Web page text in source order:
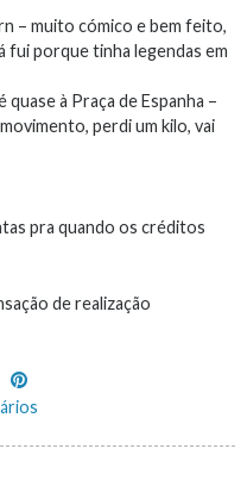
– muito cómico e bem feito,
fui porque tinha legendas em
quase à Praça de Espanha –
perdi um kilo, vai
pra quando os créditos
de realização